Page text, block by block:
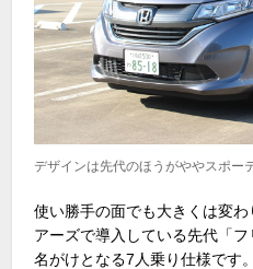
デザインは先代のほうがややスポー
使い勝手の面でも大きくは変
アーズで導入している先代「フ
名がけとなる7 人乗り仕様です。